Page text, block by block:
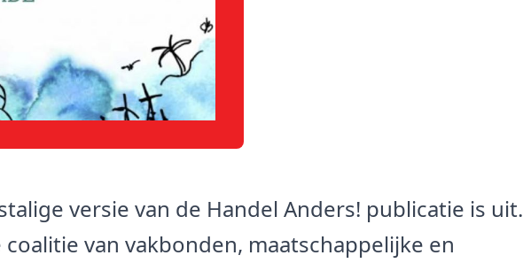
versie van de Handel Anders! publicatie is uit.
van vakbonden, maatschappelijke en